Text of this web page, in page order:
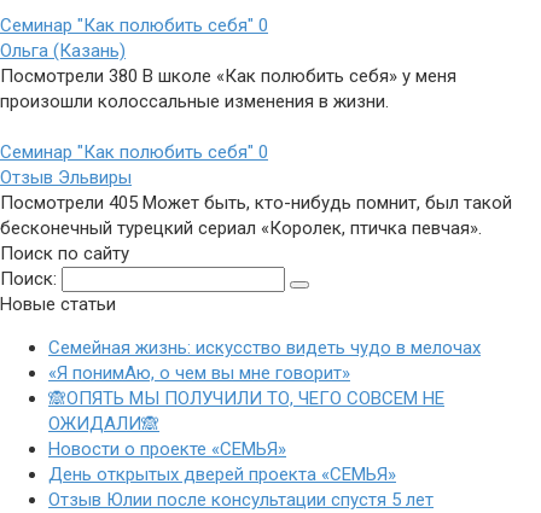
Семинар "Как полюбить себя" 0
Ольга (Казань)
Посмотрели 380 В школе «Как полюбить себя» у меня
произошли колоссальные изменения в жизни.
Семинар "Как полюбить себя" 0
Отзыв Эльвиры
Посмотрели 405 Может быть, кто-нибудь помнит, был такой
бесконечный турецкий сериал «Королек, птичка певчая».
Поиск по сайту
Поиск:
Новые статьи
Семейная жизнь: искусство видеть чудо в мелочах
«Я понимАю, о чем вы мне говорит»
🙈ОПЯТЬ МЫ ПОЛУЧИЛИ ТО, ЧЕГО СОВСЕМ НЕ
ОЖИДАЛИ🙈
Новости о проекте «СЕМЬЯ»
День открытых дверей проекта «СЕМЬЯ»
Отзыв Юлии после консультации спустя 5 лет